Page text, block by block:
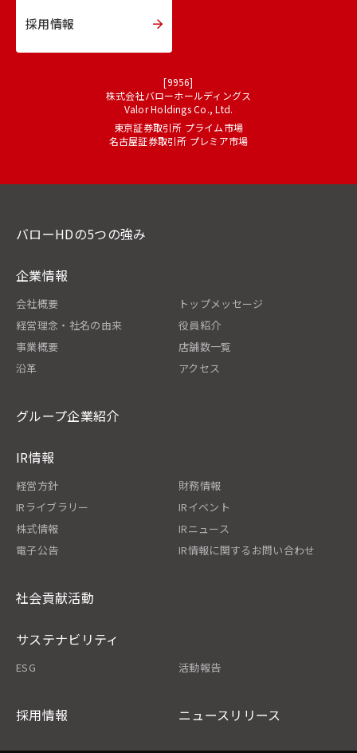
採用情報
[9956]
株式会社バローホールディングス
Valor Holdings Co., Ltd.
東京証券取引所 プライム市場
名古屋証券取引所 プレミア市場
バローHDの5つの強み
企業情報
会社概要
トップメッセージ
経営理念・社名の由来
役員紹介
事業概要
店舗数一覧
沿革
アクセス
グループ企業紹介
IR情報
経営方針
財務情報
IRライブラリー
IRイベント
株式情報
IRニュース
電子公告
IR情報に関するお問い合わせ
社会貢献活動
サステナビリティ
ESG 活動報告
採用情報 ニュースリリース